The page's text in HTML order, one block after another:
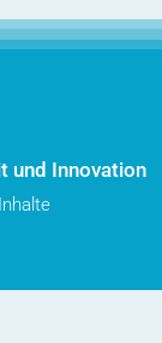
und Innovation